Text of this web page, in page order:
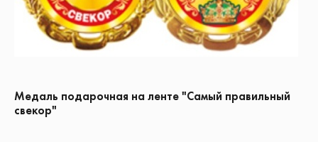
Медаль подарочная на ленте "Самый правильный
свекор"